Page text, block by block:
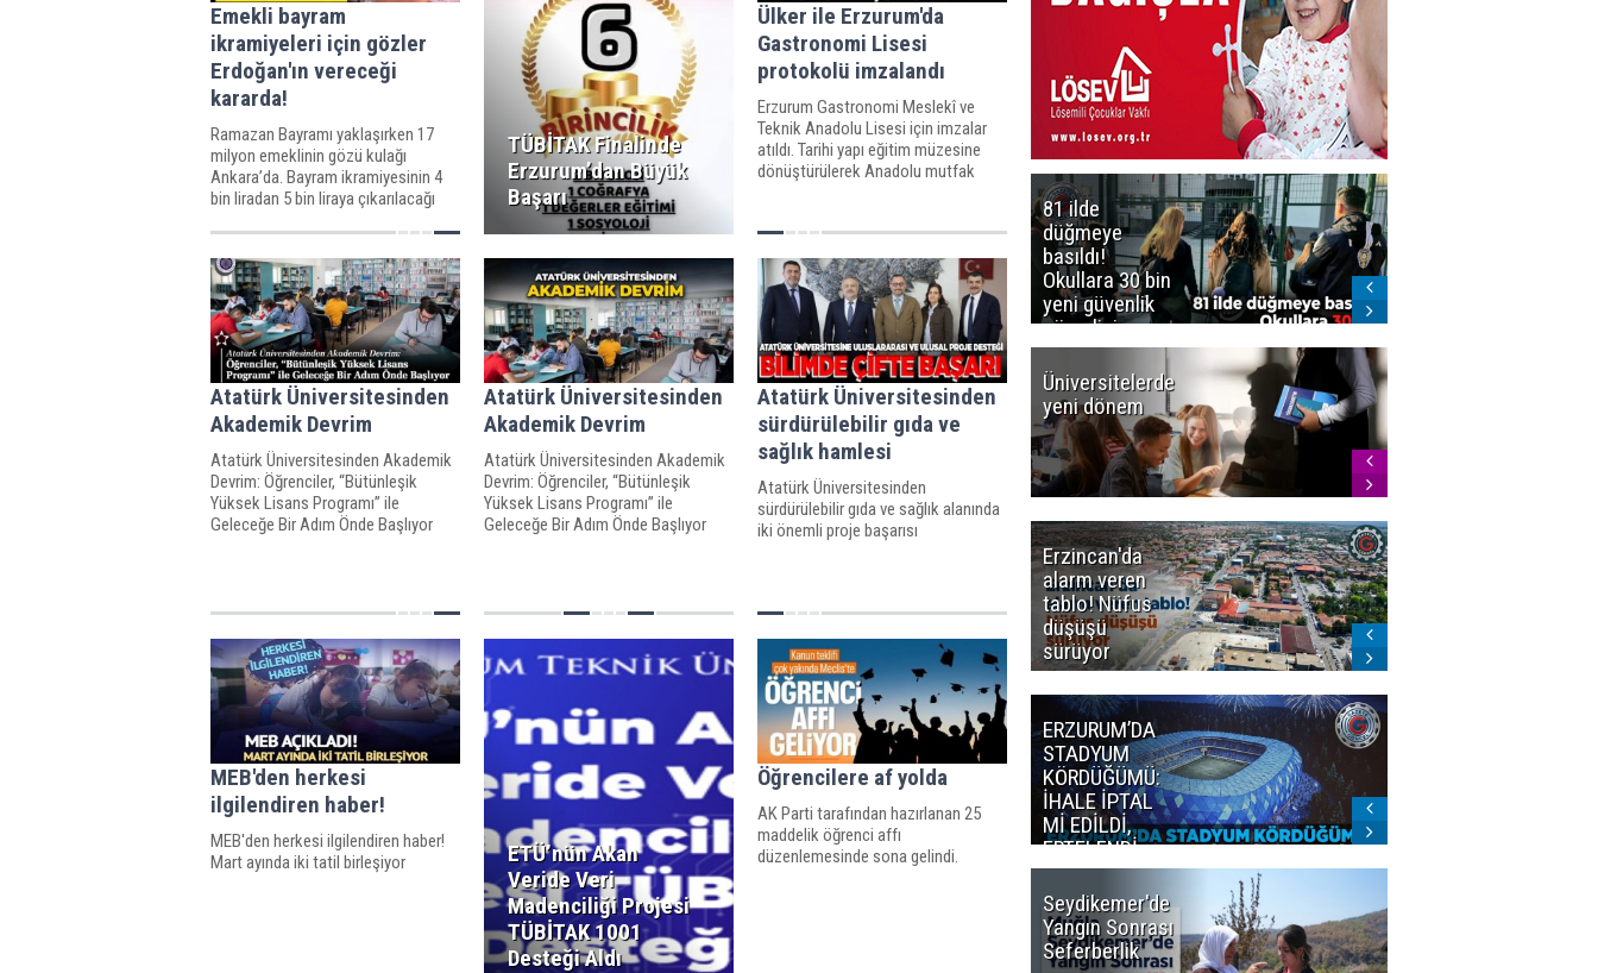
Emekli bayram
ikramiyeleri için gözler
Erdoğan'ın vereceği
kararda!
Ramazan Bayramı yaklaşırken 17
milyon emeklinin gözü kulağı
Ankara’da. Bayram ikramiyesinin 4
bin liradan 5 bin liraya çıkarılacağı
biraz daha üstü için son sözü AKP’li
Cumhurbaşkanı Erdoğan
söyleyecek.
TÜBİTAK Finalinde
Erzurum’dan Büyük
Başarı
Ülker ile Erzurum'da
Gastronomi Lisesi
protokolü imzalandı
Erzurum Gastronomi Meslekî ve
Teknik Anadolu Lisesi için imzalar
atıldı. Tarihi yapı eğitim müzesine
dönüştürülerek Anadolu mutfak
Atatürk Üniversitesinden
Akademik Devrim
Atatürk Üniversitesinden Akademik
Devrim: Öğrenciler, “Bütünleşik
Yüksek Lisans Programı” ile
Geleceğe Bir Adım Önde Başlıyor
Atatürk Üniversitesinden
Akademik Devrim
Atatürk Üniversitesinden Akademik
Devrim: Öğrenciler, “Bütünleşik
Yüksek Lisans Programı” ile
Geleceğe Bir Adım Önde Başlıyor
Atatürk Üniversitesinden
sürdürülebilir gıda ve
sağlık hamlesi
Atatürk Üniversitesinden
sürdürülebilir gıda ve sağlık alanında
iki önemli proje başarısı
MEB'den herkesi
ilgilendiren haber!
MEB'den herkesi ilgilendiren haber!
Mart ayında iki tatil birleşiyor
ETÜ’nün Akan
Veride Veri
Madenciliği Projesi
TÜBİTAK 1001
Desteği Aldı
Öğrencilere af yolda
AK Parti tarafından hazırlanan 25
maddelik öğrenci affı
düzenlemesinde sona gelindi.
81 ilde
düğmeye
basıldı!
Okullara 30 bin
yeni güvenlik
görevlisi
Üniversitelerde
yeni dönem
Erzincan'da
alarm veren
tablo! Nüfus
düşüşü
sürüyor
ERZURUM’DA
STADYUM
KÖRDÜĞÜMÜ:
İHALE İPTAL
Mİ EDİLDİ,
ERTELENDİ
Mİ?
Seydikemer'de
Yangın Sonrası
Seferberlik